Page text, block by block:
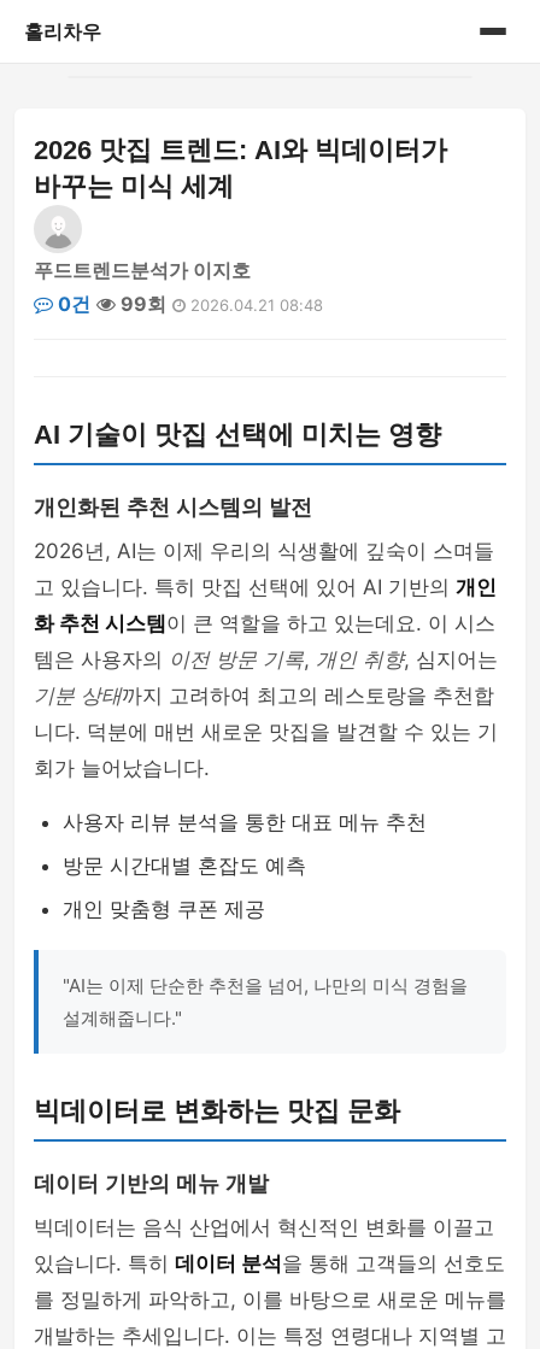
홀리차우
게시판
2026 맛집 트렌드: AI와 빅데이터가
바꾸는 미식 세계
푸드트렌드분석가 이지호
0건
99회 2026.04.21 08:48
AI 기술이 맛집 선택에 미치는 영향
개인화된 추천 시스템의 발전
2026년, AI는 이제 우리의 식생활에 깊숙이 스며들
고 있습니다. 특히 맛집 선택에 있어 AI 기반의 개인
화 추천 시스템 이 큰 역할을 하고 있는데요. 이 시스
템은 사용자의 이전 방문 기록, 개인 취향, 심지어는
기분 상태까지 고려하여 최고의 레스토랑을 추천합
니다. 덕분에 매번 새로운 맛집을 발견할 수 있는 기
회가 늘어났습니다.
사용자 리뷰 분석을 통한 대표 메뉴 추천
방문 시간대별 혼잡도 예측
개인 맞춤형 쿠폰 제공
"AI는 이제 단순한 추천을 넘어, 나만의 미식 경험을
설계해줍니다."
빅데이터로 변화하는 맛집 문화
데이터 기반의 메뉴 개발
빅데이터는 음식 산업에서 혁신적인 변화를 이끌고
있습니다. 특히 데이터 분석을 통해 고객들의 선호도
를 정밀하게 파악하고, 이를 바탕으로 새로운 메뉴를
개발하는 추세입니다. 이는 특정 연령대나 지역별 고